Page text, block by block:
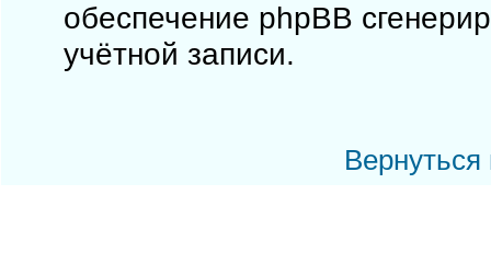
обеспечение phpBB
учётной записи.
Вернуться